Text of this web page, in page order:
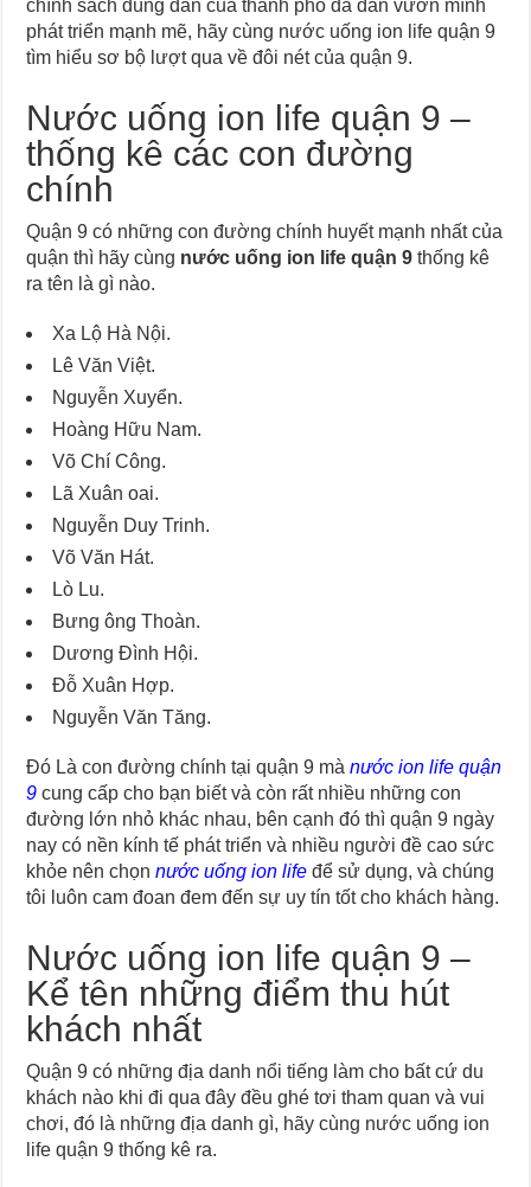
chính sách đúng đắn của thành phố đã dần vươn mình
phát triển mạnh mẽ, hãy cùng nước uống ion life quận 9
tìm hiểu sơ bộ lượt qua về đôi nét của quận 9.
Nước uống ion life quận 9 –
thống kê các con đường
chính
Quận 9 có những con đường chính huyết mạnh nhất của
quận thì hãy cùng nước uống ion life quận 9 thống kê
ra tên là gì nào.
Xa Lộ Hà Nội.
Lê Văn Việt.
Nguyễn Xuyển.
Hoàng Hữu Nam.
Võ Chí Công.
Lã Xuân oai.
Nguyễn Duy Trinh.
Võ Văn Hát.
Lò Lu.
Bưng ông Thoàn.
Dương Đình Hội.
Đỗ Xuân Hợp.
Nguyễn Văn Tăng.
Đó Là con đường chính tại quận 9 mànước ion life quận
9 cung cấp cho bạn biết và còn rất nhiều những con
đường lớn nhỏ khác nhau, bên cạnh đó thì quận 9 ngày
nay có nền kính tế phát triển và nhiều người đề cao sức
khỏe nên chọnnước uống ion lifeđể sử dụng, và chúng
tôi luôn cam đoan đem đến sự uy tín tốt cho khách hàng.
Nước uống ion life quận 9 –
Kể tên những điểm thu hút
khách nhất
Quận 9 có những địa danh nổi tiếng làm cho bất cứ du
khách nào khi đi qua đây đều ghé tơi tham quan và vui
chơi, đó là những địa danh gì, hãy cùng nước uống ion
life quận 9 thống kê ra.